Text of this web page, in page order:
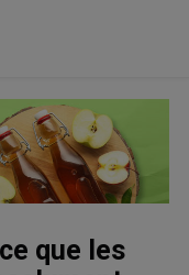
que les